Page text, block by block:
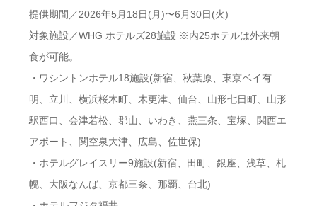
提供期間／2026年5月18日(月)〜6月30日(火)
対象施設／WHG ホテルズ28施設 ※内25ホテルは外来朝
食が可能。
・ワシントンホテル18施設(新宿、秋葉原、東京ベイ有
明、立川、横浜桜木町、木更津、仙台、山形七日町、山形
駅⻄口、会津若松、郡山、いわき、燕三条、宝塚、関⻄エ
アポート、関空泉大津、広島、佐世保)
・ホテルグレイスリー9施設(新宿、田町、銀座、浅草、札
幌、大阪なんば、京都三条、那覇、台北)